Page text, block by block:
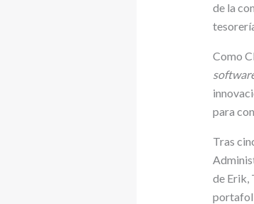
de la
Como
para
Tras
de Erik,